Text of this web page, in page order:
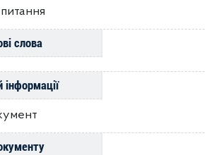
слова
інформації